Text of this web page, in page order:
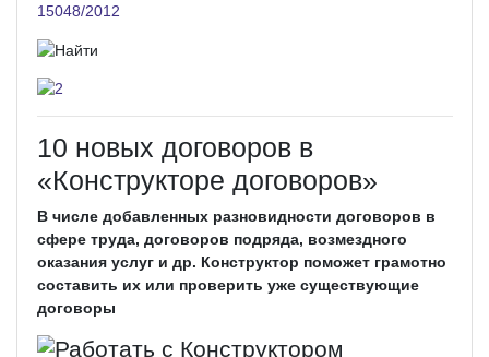
15048/2012
10 новых договоров в
«Конструкторе договоров»
В числе добавленных разновидности договоров в
сфере труда, договоров подряда, возмездного
оказания услуг и др. Конструктор поможет грамотно
составить их или проверить уже существующие
договоры